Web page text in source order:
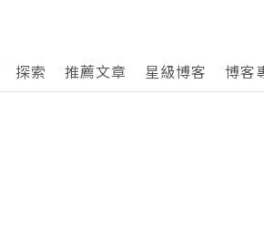
探索 推薦文章 星級博客 博客